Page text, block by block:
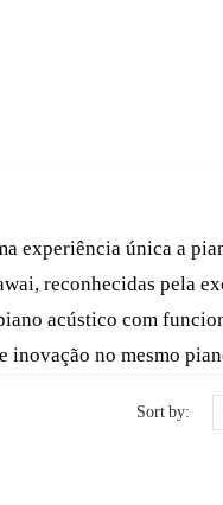
experiência única a
reconhecidas pela
acústico com
inovação no mesmo
Sort by: